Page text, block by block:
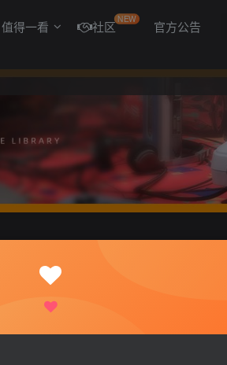
值得一看 社区NEW 官方公告
汉化版【2.48G】